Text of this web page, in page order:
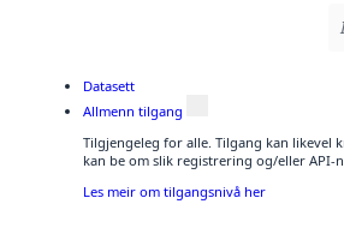
Datasett
Allmenn tilgang
Tilgjengeleg for alle. Tilgang kan likevel
kan be om slik registrering og/eller API-
Les meir om tilgangsnivå her